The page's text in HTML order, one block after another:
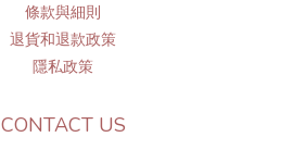
條款與細則
退貨和退款政策
隱私政策
CONTACT US